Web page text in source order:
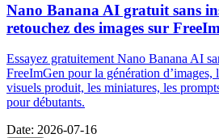
Nano Banana AI gratuit sans
retouchez des images sur
Essayez gratuitement Nano Banana AI
FreeImGen pour la génération d’images,
visuels produit, les miniatures, les
pour débutants.
Date: 2026-07-16